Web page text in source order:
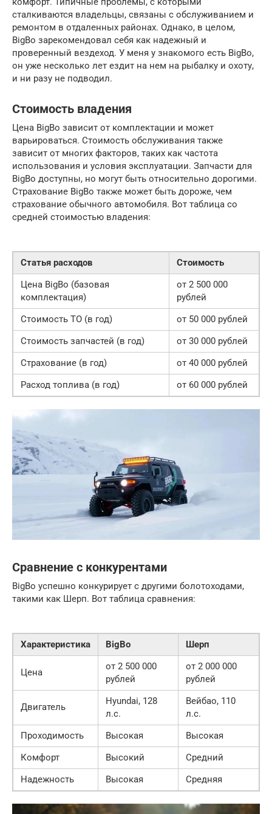
сталкиваются владельцы, связаны с обслуживанием и
ремонтом в отдаленных районах. Однако, в целом,
BigBo зарекомендовал себя как надежный и
проверенный вездеход. У меня у знакомого есть BigBo,
он уже несколько лет ездит на нем на рыбалку и охоту,
и ни разу не подводил.
Стоимость владения
Цена BigBo зависит от комплектации и может
варьироваться. Стоимость обслуживания также
зависит от многих факторов, таких как частота
использования и условия эксплуатации. Запчасти для
BigBo доступны, но могут быть относительно дорогими.
Страхование BigBo также может быть дороже, чем
страхование обычного автомобиля. Вот таблица со
средней стоимостью владения:
Статья расходов
Стоимость
Цена BigBo (базовая
комплектация)
от 2 500 000
рублей
Стоимость ТО (в год)
от 50 000 рублей
Стоимость запчастей (в год)
от 30 000 рублей
Страхование (в год)
от 40 000 рублей
Расход топлива (в год)
от 60 000 рублей
Сравнение с конкурентами
BigBo успешно конкурирует с другими болотоходами,
такими как Шерп. Вот таблица сравнения:
Характеристика BigBo Шерп
Цена
от 2 500 000
рублей
от 2 000 000
рублей
Двигатель
Hyundai, 128
л.с.
Вейбао, 110
л.с.
Проходимость
Высокая
Высокая
Комфорт
Высокий
Средний
Надежность
Высокая Средняя